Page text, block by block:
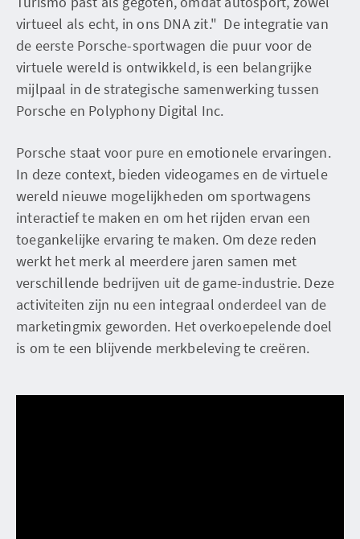
virtueel als echt, in ons DNA zit." De integratie van
de eerste Porsche-sportwagen die puur voor de
virtuele wereld is ontwikkeld, is een belangrijke
mijlpaal in de strategische samenwerking tussen
Porsche en Polyphony Digital Inc.
Porsche staat voor pure en emotionele ervaringen.
In deze context, bieden videogames en de virtuele
wereld nieuwe mogelijkheden om sportwagens
interactief te maken en om het rijden ervan een
toegankelijke ervaring te maken. Om deze reden
werkt het merk al meerdere jaren samen met
verschillende bedrijven uit de game-industrie. Deze
activiteiten zijn nu een integraal onderdeel van de
marketingmix geworden. Het overkoepelende doel
is om te een blijvende merkbeleving te creëren.